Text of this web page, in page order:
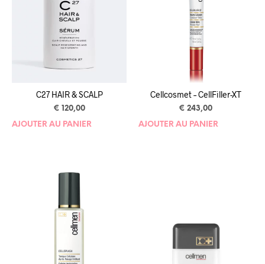
C27 HAIR & SCALP
€ 120,00
AJOUTER AU PANIER
Cellcosmet – CellFiller-XT
€ 243,00
AJOUTER AU PANIER